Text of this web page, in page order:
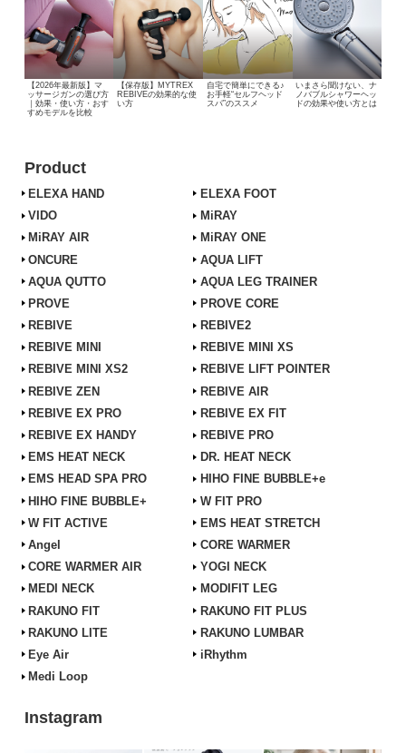
【2026年最新版】マ
ッサージガンの選び方
｜効果・使い方・おす
すめモデルを比較
【保存版】MYTREX
REBIVEの効果的な使
い方
自宅で簡単にできる♪
お手軽“セルフヘッド
スパ”のススメ
いまさら聞けない、ナ
ノバブルシャワーヘッ
ドの効果や使い方とは
Product
ELEXA HAND
ELEXA FOOT
VIDO
MiRAY
MiRAY AIR
MiRAY ONE
ONCURE
AQUA LIFT
AQUA QUTTO
AQUA LEG TRAINER
PROVE
PROVE CORE
REBIVE
REBIVE2
REBIVE MINI
REBIVE MINI XS
REBIVE MINI XS2
REBIVE LIFT POINTER
REBIVE ZEN
REBIVE AIR
REBIVE EX PRO
REBIVE EX FIT
REBIVE EX HANDY
REBIVE PRO
EMS HEAT NECK
DR. HEAT NECK
EMS HEAD SPA PRO
HIHO FINE BUBBLE+e
HIHO FINE BUBBLE+
W FIT PRO
W FIT ACTIVE
EMS HEAT STRETCH
Angel
CORE WARMER
CORE WARMER AIR
YOGI NECK
MEDI NECK
MODIFIT LEG
RAKUNO FIT
RAKUNO FIT PLUS
RAKUNO LITE
RAKUNO LUMBAR
Eye Air
iRhythm
Medi Loop
Instagram